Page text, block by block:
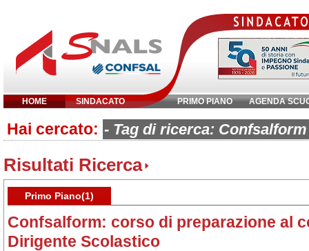
HOME SINDACATO PRIMO PIANO AGENDA
Inserisci parola chiave:
Hai cercato: - Tag di ricerca:
Risultati Ricerca
Primo Piano(1)
Confsalform: corso di preparazione al
Dirigente Scolastico